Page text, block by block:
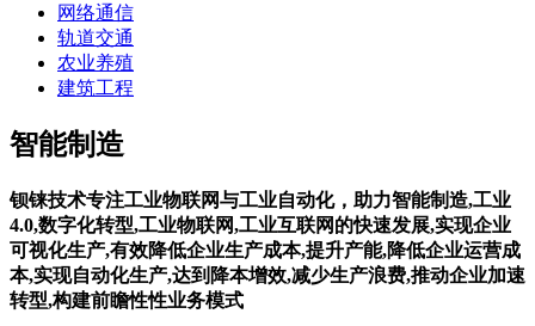
网络通信
轨道交通
农业养殖
建筑工程
智能制造
钡铼技术专注工业物联网与工业自动化，助力智能制造,工业
4.0,数字化转型,工业物联网,工业互联网的快速发展,实现企业
可视化生产,有效降低企业生产成本,提升产能,降低企业运营成
本,实现自动化生产,达到降本增效,减少生产浪费,推动企业加速
转型,构建前瞻性性业务模式